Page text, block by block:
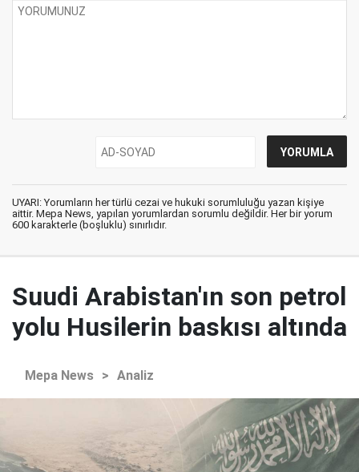
UYARI: Yorumların her türlü cezai ve hukuki sorumluluğu yazan kişiye
aittir. Mepa News, yapılan yorumlardan sorumlu değildir. Her bir yorum
600 karakterle (boşluklu) sınırlıdır.
Suudi Arabistan'ın son petrol
yolu Husilerin baskısı altında
Mepa News > Analiz